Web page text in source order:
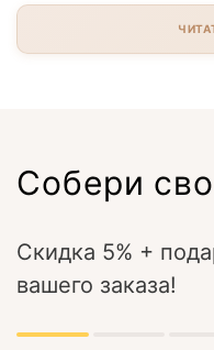
Собери
Скидка 5% +
вашего заказа!